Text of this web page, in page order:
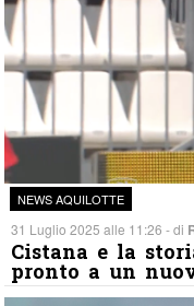
NEWS AQUILOTTE
31 Luglio 2025 alle 11:26 - di
Cistana e la
pronto a un